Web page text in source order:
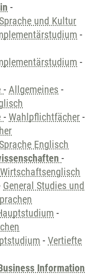
-
Sprache und Kultur
-
-
- Allgemeines -
- Wahlpflichtfächer -
Englisch
-
General Studies und
-
- Vertiefte
Information